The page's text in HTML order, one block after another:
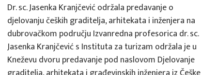
Dr. sc. Jasenka Kranjčević održala predavanje o
djelovanju čeških graditelja, arhitekata i inženjera na
dubrovačkom području Izvanredna profesorica dr. sc.
Jasenka Kranjčević s Instituta za turizam održala je u
Kneževu dvoru predavanje pod naslovom Djelovanje